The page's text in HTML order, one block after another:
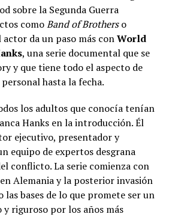
sobre la Segunda Guerra
comoBand of Brotherso
actor da un paso más conWorld
, una serie documental que se
y que tiene todo el aspecto de
hasta la fecha.
los adultos que conocía tenían
Hanks en la introducción. Él
ejecutivo, presentador y
equipo de expertos desgrana
conflicto. La serie comienza con
Alemania y la posterior invasión
las bases de lo que promete ser un
riguroso por los años más